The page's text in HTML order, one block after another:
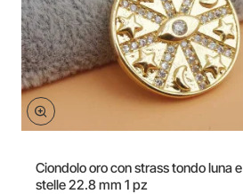
Ciondolo oro con strass tondo luna e
stelle 22.8 mm 1 pz